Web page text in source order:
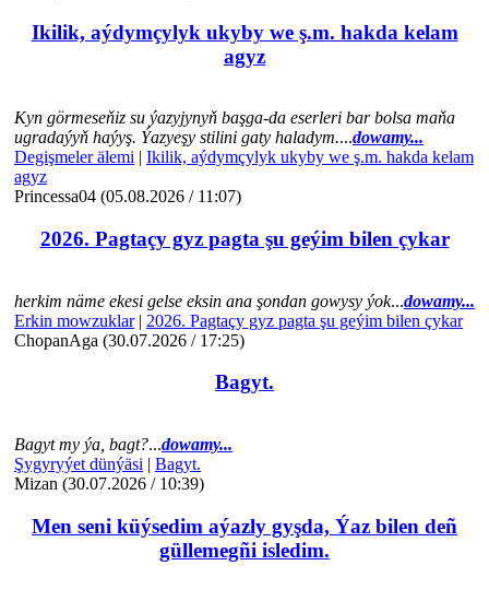
Ikilik, aýdymçylyk ukyby we ş.m. hakda kelam
agyz
Kyn görmeseňiz su ýazyjynyň başga-da eserleri bar bolsa maňa
ugradaýyň haýyş. Ýazyeşy stilini gaty haladym....dowamy...
Degişmeler älemi | Ikilik, aýdymçylyk ukyby we ş.m. hakda kelam
agyz
Princessa04 (05.08.2026 / 11:07)
2026. Pagtaçy gyz pagta şu geýim bilen çykar
herkim näme ekesi gelse eksin ana şondan gowysy ýok...dowamy...
Erkin mowzuklar| 2026. Pagtaçy gyz pagta şu geýim bilen çykar
ChopanAga (30.07.2026 / 17:25)
Bagyt.
Bagyt my ýa, bagt?...dowamy...
Şygyryýet dünýäsi | Bagyt.
Mizan (30.07.2026 / 10:39)
Men seni küýsedim aýazly gyşda, Ýaz bilen deñ
güllemegñi isledim.